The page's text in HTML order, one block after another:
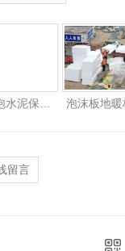
商洛好的建筑保温
安康好的建筑保温
汉中好的建筑保温
陕西好的建筑保温
泡沫板地暖
留言